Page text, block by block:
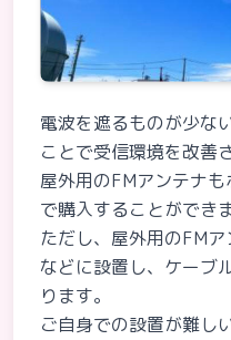
電波を遮るものが少な
ことで受信環境を改善
屋外用のFMアンテナ
で購入することができま
ただし、屋外用のFM
などに設置し、ケーブ
ります。
ご自身での設置が難し